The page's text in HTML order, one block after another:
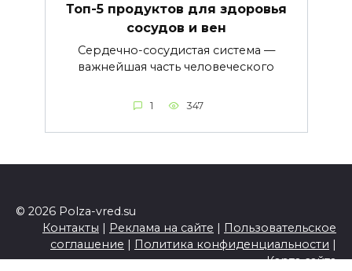
Топ-5 продуктов для здоровья
сосудов и вен
Сердечно-сосудистая система —
важнейшая часть человеческого
1 347
© 2026 Polza-vred.su
Контакты | Реклама на сайте | Пользовательское
соглашение | Политика конфиденциальности |
Карта сайта